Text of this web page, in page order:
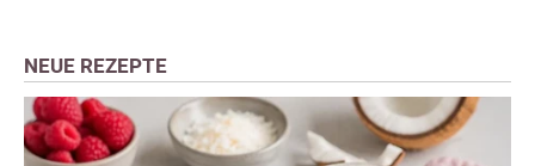
NEUE REZEPTE